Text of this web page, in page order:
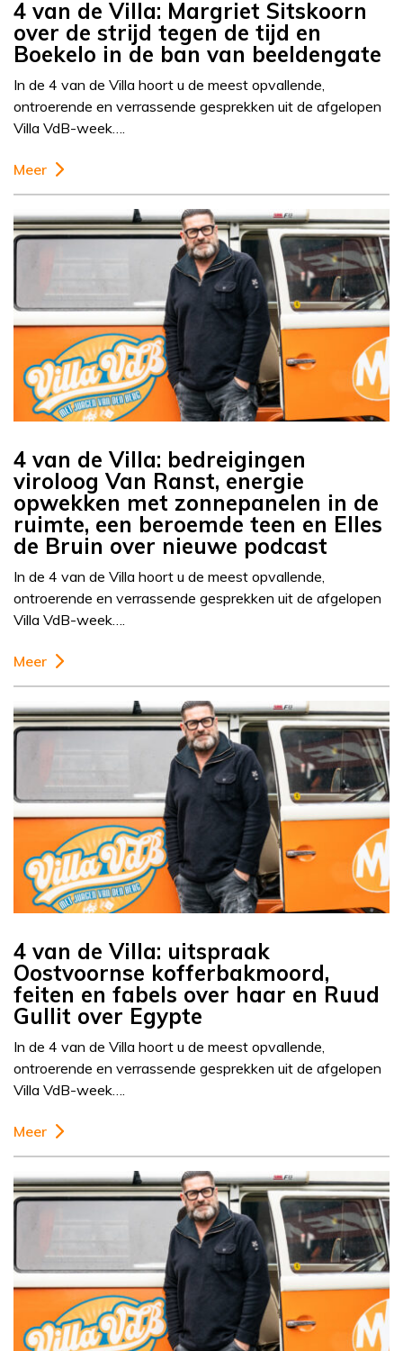
4 van de Villa: Margriet Sitskoorn
over de strijd tegen de tijd en
Boekelo in de ban van beeldengate
In de 4 van de Villa hoort u de meest opvallende,
ontroerende en verrassende gesprekken uit de afgelopen
Villa VdB-week….
Meer
4 van de Villa: bedreigingen
viroloog Van Ranst, energie
opwekken met zonnepanelen in de
ruimte, een beroemde teen en Elles
de Bruin over nieuwe podcast
In de 4 van de Villa hoort u de meest opvallende,
ontroerende en verrassende gesprekken uit de afgelopen
Villa VdB-week….
Meer
4 van de Villa: uitspraak
Oostvoornse kofferbakmoord,
feiten en fabels over haar en Ruud
Gullit over Egypte
In de 4 van de Villa hoort u de meest opvallende,
ontroerende en verrassende gesprekken uit de afgelopen
Villa VdB-week….
Meer